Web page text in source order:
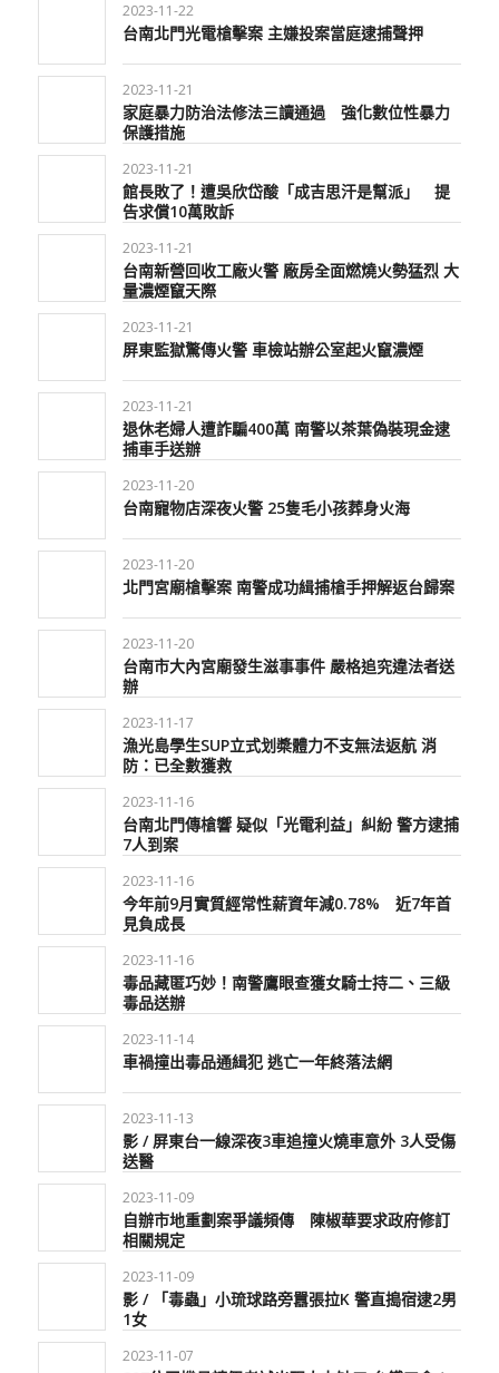
2023-11-22
台南北門光電槍擊案 主嫌投案當庭逮捕聲押
2023-11-21
家庭暴力防治法修法三讀通過 強化數位性暴力
保護措施
2023-11-21
館長敗了！遭吳欣岱酸「成吉思汗是幫派」 提
告求償10萬敗訴
2023-11-21
台南新營回收工廠火警 廠房全面燃燒火勢猛烈 大
量濃煙竄天際
2023-11-21
屏東監獄驚傳火警 車檢站辦公室起火竄濃煙
2023-11-21
退休老婦人遭詐騙400萬 南警以茶葉偽裝現金逮
捕車手送辦
2023-11-20
台南寵物店深夜火警 25隻毛小孩葬身火海
2023-11-20
北門宮廟槍擊案 南警成功緝捕槍手押解返台歸案
2023-11-20
台南市大內宮廟發生滋事事件 嚴格追究違法者送
辦
2023-11-17
漁光島學生SUP立式划槳體力不支無法返航 消
防：已全數獲救
2023-11-16
台南北門傳槍響 疑似「光電利益」糾紛 警方逮捕
7人到案
2023-11-16
今年前9月實質經常性薪資年減0.78% 近7年首
見負成長
2023-11-16
毒品藏匿巧妙！南警鷹眼查獲女騎士持二、三級
毒品送辦
2023-11-14
車禍撞出毒品通緝犯 逃亡一年終落法網
2023-11-13
影 / 屏東台一線深夜3車追撞火燒車意外 3人受傷
送醫
2023-11-09
自辦市地重劃案爭議頻傳 陳椒華要求政府修訂
相關規定
2023-11-09
影 / 「毒蟲」小琉球路旁囂張拉K 警直搗宿逮2男
1女
2023-11-07